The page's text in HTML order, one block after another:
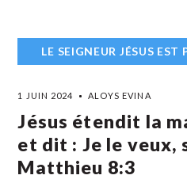
LE SEIGNEUR JÉSUS EST
1 JUIN 2024 ALOYS EVINA
Jésus étendit la
et dit : Je le veux,
Matthieu 8:3